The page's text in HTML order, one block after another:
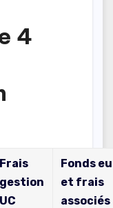
4
Frais
gestion
UC
Fonds
et frais
associés